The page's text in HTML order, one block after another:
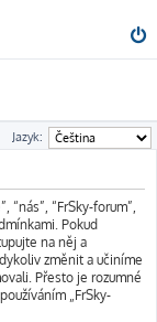
Jazyk:
“nás”, “FrSky-forum”,
Pokud
na něj a
změnit a učiníme
Přesto je rozumné
„FrSky-